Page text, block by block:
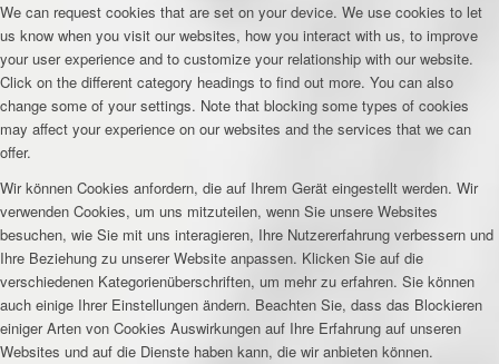
We can request cookies that are set on your device. We use cookies to let
us know when you visit our websites, how you interact with us, to improve
your user experience and to customize your relationship with our website.
Click on the different category headings to find out more. You can also
change some of your settings. Note that blocking some types of cookies
may affect your experience on our websites and the services that we can
offer.
Wir können Cookies anfordern, die auf Ihrem Gerät eingestellt werden. Wir
verwenden Cookies, um uns mitzuteilen, wenn Sie unsere Websites
besuchen, wie Sie mit uns interagieren, Ihre Nutzererfahrung verbessern und
Ihre Beziehung zu unserer Website anpassen. Klicken Sie auf die
verschiedenen Kategorienüberschriften, um mehr zu erfahren. Sie können
auch einige Ihrer Einstellungen ändern. Beachten Sie, dass das Blockieren
einiger Arten von Cookies Auswirkungen auf Ihre Erfahrung auf unseren
Websites und auf die Dienste haben kann, die wir anbieten können.